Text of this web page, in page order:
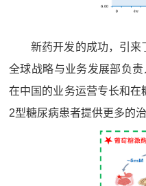
新药开发的成功，引来了
全球战略与业务发展部负
在中国的业务运营专长和
2型糖尿病患者提供更多的